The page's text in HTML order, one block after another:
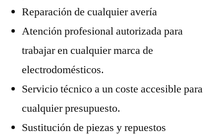
Reparación de cualquier avería
Atención profesional autorizada para
trabajar en cualquier marca de
electrodomésticos.
Servicio técnico a un coste accesible para
cualquier presupuesto.
Sustitución de piezas y repuestos